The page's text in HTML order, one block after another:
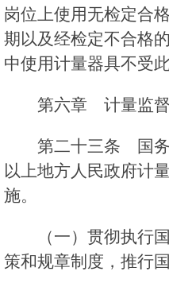
岗位上使用无检定合
期以及经检定不合格
中使用计量器具不受此
第六章 计量监督
第二十三条 国
以上地方人民政府计
施。
（一）贯彻执行
策和规章制度，推行